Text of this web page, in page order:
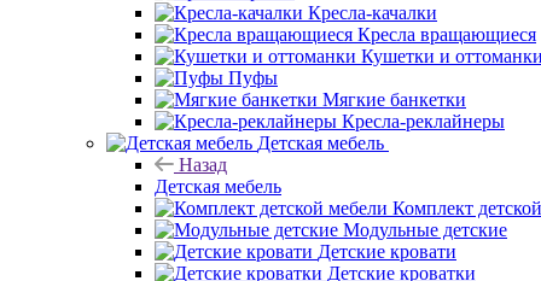
Кресла-качалки
Кресла вращающиеся
Кушетки и оттоманки
Пуфы
Мягкие банкетки
Кресла-реклайнеры
Детская мебель
Назад
Детская мебель
Комплект
Модульные детские
Детские кровати
Детские кроватки